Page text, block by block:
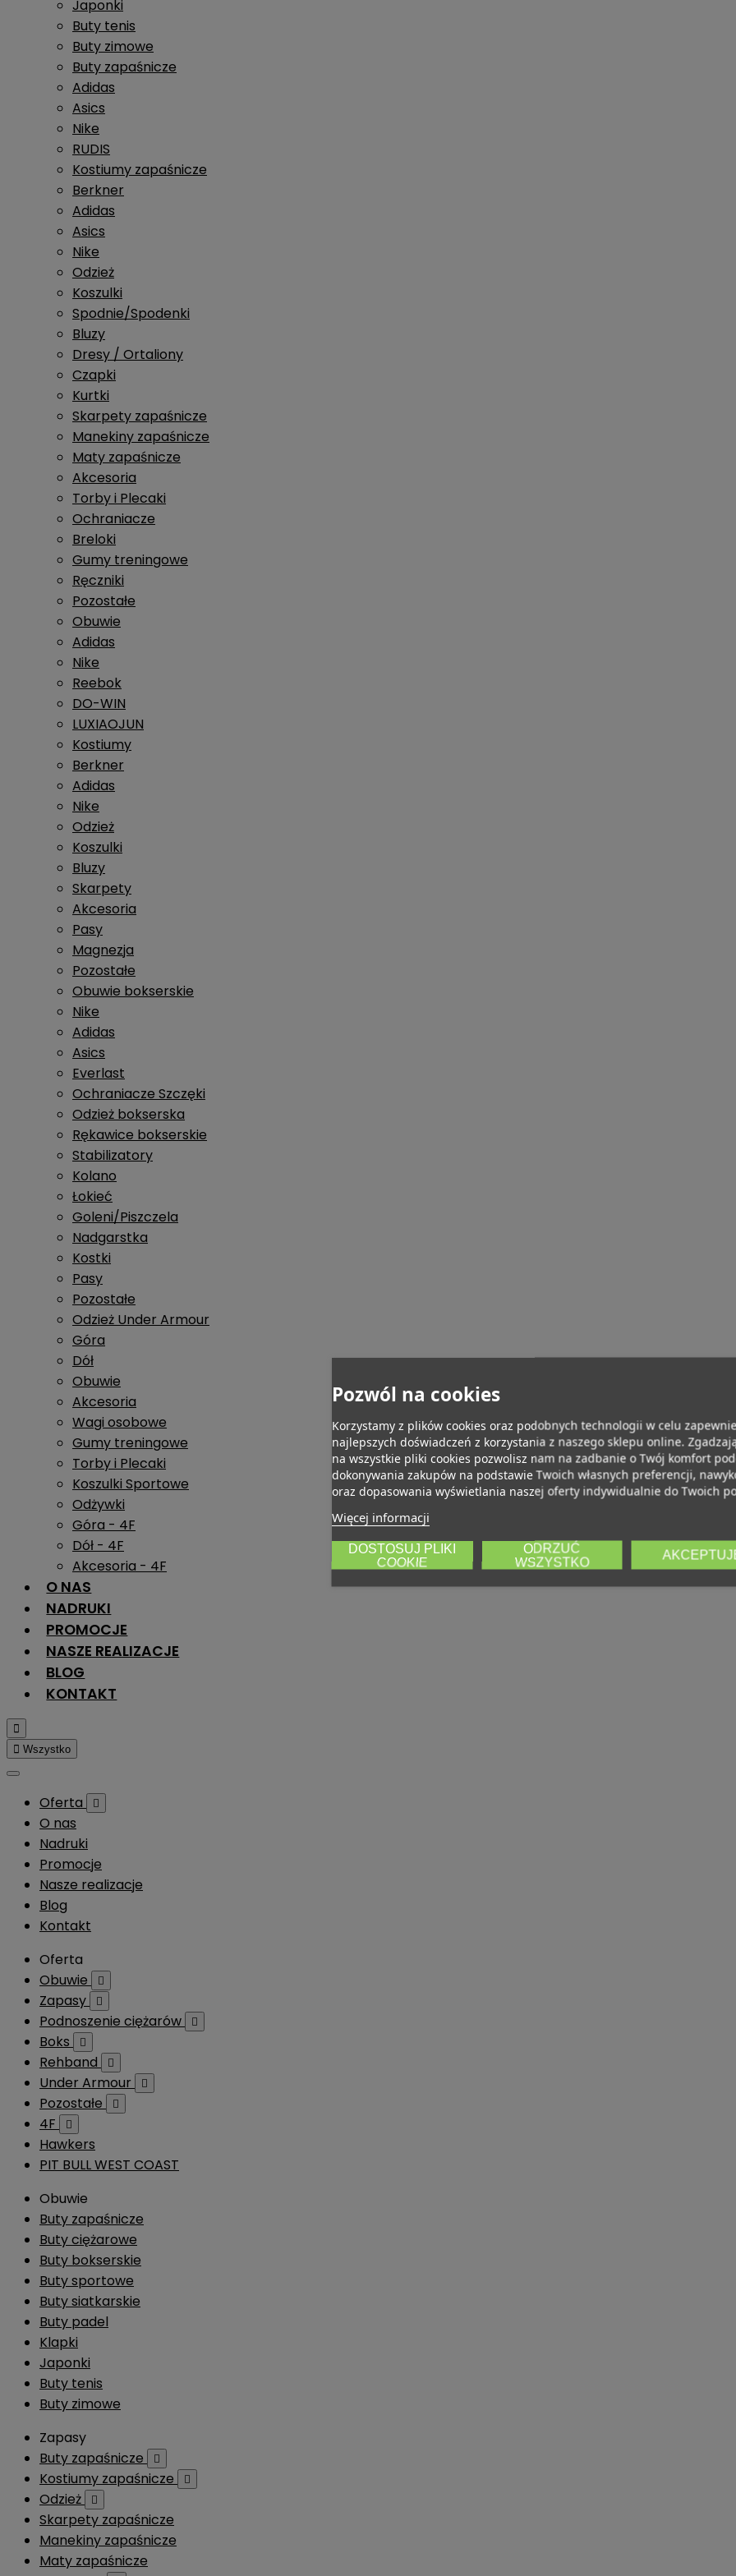
Japonki
Buty tenis
Buty zimowe
Buty zapaśnicze
Adidas
Asics
Nike
RUDIS
Kostiumy zapaśnicze
Berkner
Adidas
Asics
Nike
Odzież
Koszulki
Spodnie/Spodenki
Bluzy
Dresy / Ortaliony
Czapki
Kurtki
Skarpety zapaśnicze
Manekiny zapaśnicze
Maty zapaśnicze
Akcesoria
Torby i Plecaki
Ochraniacze
Breloki
Gumy treningowe
Ręczniki
Pozostałe
Obuwie
Adidas
Nike
Reebok
DO-WIN
LUXIAOJUN
Kostiumy
Berkner
Adidas
Nike
Odzież
Koszulki
Bluzy
Skarpety
Akcesoria
Pasy
Magnezja
Pozostałe
Obuwie bokserskie
Nike
Adidas
Asics
Everlast
Ochraniacze Szczęki
Odzież bokserska
Rękawice bokserskie
Stabilizatory
Kolano
Łokieć
Goleni/Piszczela
Nadgarstka
Kostki
Pasy
Pozostałe
Odzież Under Armour
Góra
Dół
Obuwie
Akcesoria
Wagi osobowe
Gumy treningowe
Torby i Plecaki
Koszulki Sportowe
Odżywki
Góra - 4F
Dół - 4F
Akcesoria - 4F
O NAS
NADRUKI
PROMOCJE
NASZE REALIZACJE
BLOG
KONTAKT

 Wszystko
Oferta 
O nas
Nadruki
Promocje
Nasze realizacje
Blog
Kontakt
Oferta
Obuwie

Zapasy 
Podnoszenie ciężarów 
Boks 
Rehband 
Under Armour 
Pozostałe 
4F 
Hawkers
PIT BULL WEST COAST
Obuwie
Buty zapaśnicze
Buty ciężarowe
Buty bokserskie
Buty sportowe
Buty siatkarskie
Buty padel
Klapki
Japonki
Buty tenis
Buty zimowe
Zapasy
Buty zapaśnicze

Kostiumy zapaśnicze 
Odzież 
Skarpety zapaśnicze
Manekiny zapaśnicze
Maty zapaśnicze
Pozwól na cookies
Korzystamy z plików cookies oraz podobnych technologii w celu
najlepszych doświadczeń z korzystania z naszego sklepu online.
na wszystkie pliki cookies pozwolisz nam na zadbanie o Twój komfort
dokonywania zakupów na podstawie Twoich własnych preferencji,
oraz dopasowania wyświetlania naszej oferty indywidualnie do Twoich
Więcej informacji
DOSTOSUJ PLIKI
COOKIE
ODRZUĆ
WSZYSTKO